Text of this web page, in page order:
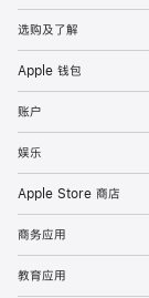
选购及了解
Apple 钱包
账户
娱乐
Apple Store 商店
商务应用
教育应用